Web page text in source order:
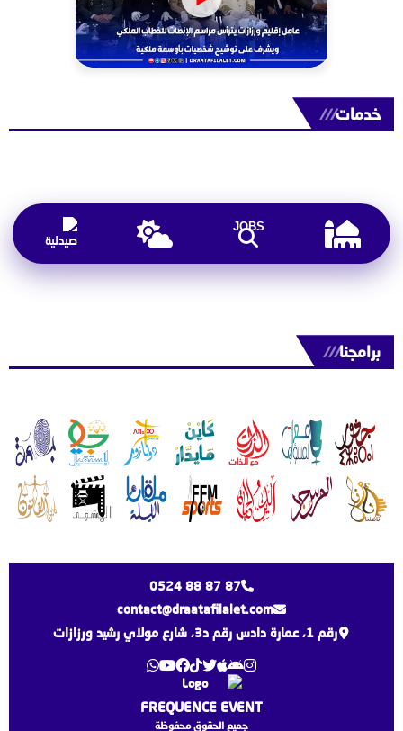
خدمات///
JOBS
برامجنا///
0524 88 87 87
contact@draatafilalet.com
رقم 1، عمارة دادس رقم د3، شارع مولاي رشيد ورزازات
FREQUENCE EVENT
جميع الحقوق محفوظة